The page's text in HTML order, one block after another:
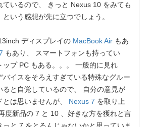
ているので、 きっと Nexus 10 をみても
という感想が先に立つでしょう。
ディスプレイの MacBook Air もあ
もあり、 スマートフォンも持ってい
ップ PC もある。。。 一般的に見れ
バイスをそろえすぎている特殊なグルー
ると自覚しているので、 自分の意見が
とは思いませんが、 Nexus 7 を取り上
度新品の 7 と 10 、好きな方を獲れと言